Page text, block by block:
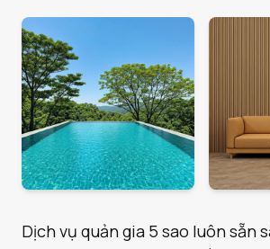
Dịch vụ quản gia 5 sao luôn sẵn